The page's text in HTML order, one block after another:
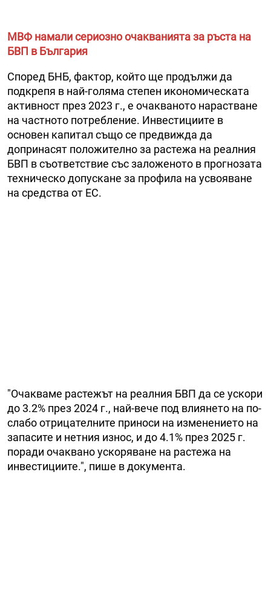
МВФ намали сериозно очакванията за ръста на
БВП в България
Според БНБ, фактор, който ще продължи да
подкрепя в най-голяма степен икономическата
активност през 2023 г., е очакваното нарастване
на частното потребление. Инвестициите в
основен капитал също се предвижда да
допринасят положително за растежа на реалния
БВП в съответствие със заложеното в прогнозата
техническо допускане за профила на усвояване
на средства от ЕС.
"Очакваме растежът на реалния БВП да се ускори
до 3.2% през 2024 г., най-вече под влиянето на по-
слабо отрицателните приноси на изменението на
запасите и нетния износ, и до 4.1% през 2025 г.
поради очаквано ускоряване на растежа на
инвестициите.", пише в документа.